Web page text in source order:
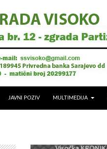
JAVNI POZIV MULTIMEDIJA